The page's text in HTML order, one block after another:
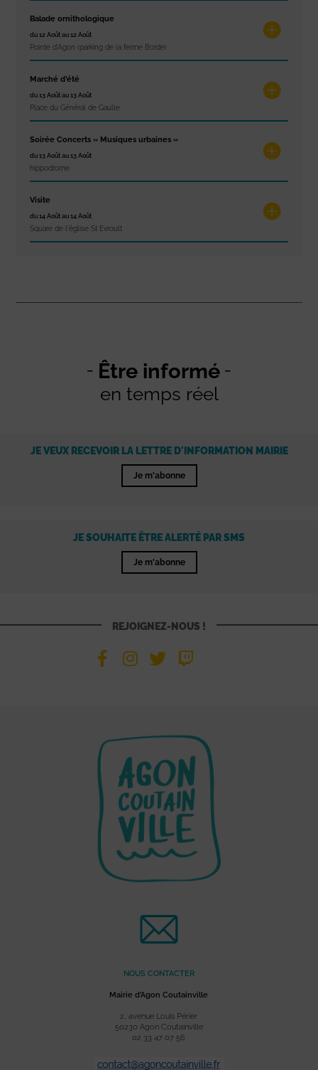
Balade ornithologique
du 12 Août au 12 Août
Pointe d'Agon (parking de la ferme Borde)
Marché d’été
du 13 Août au 13 Août
Place du Général de Gaulle
Soirée Concerts « Musiques urbaines »
du 13 Août au 13 Août
hippodrome
Visite
du 14 Août au 14 Août
Square de l'église St Evroult
Être informé
en temps réel
JE VEUX RECEVOIR LA LETTRE D'INFORMATION MAIRIE
Je m'abonne
JE SOUHAITE ÊTRE ALERTÉ PAR SMS
Je m'abonne
REJOIGNEZ-NOUS !
NOUS CONTACTER
Mairie d’Agon Coutainville
2, avenue Louis Périer
50230 Agon Coutainville
02 33 47 07 56